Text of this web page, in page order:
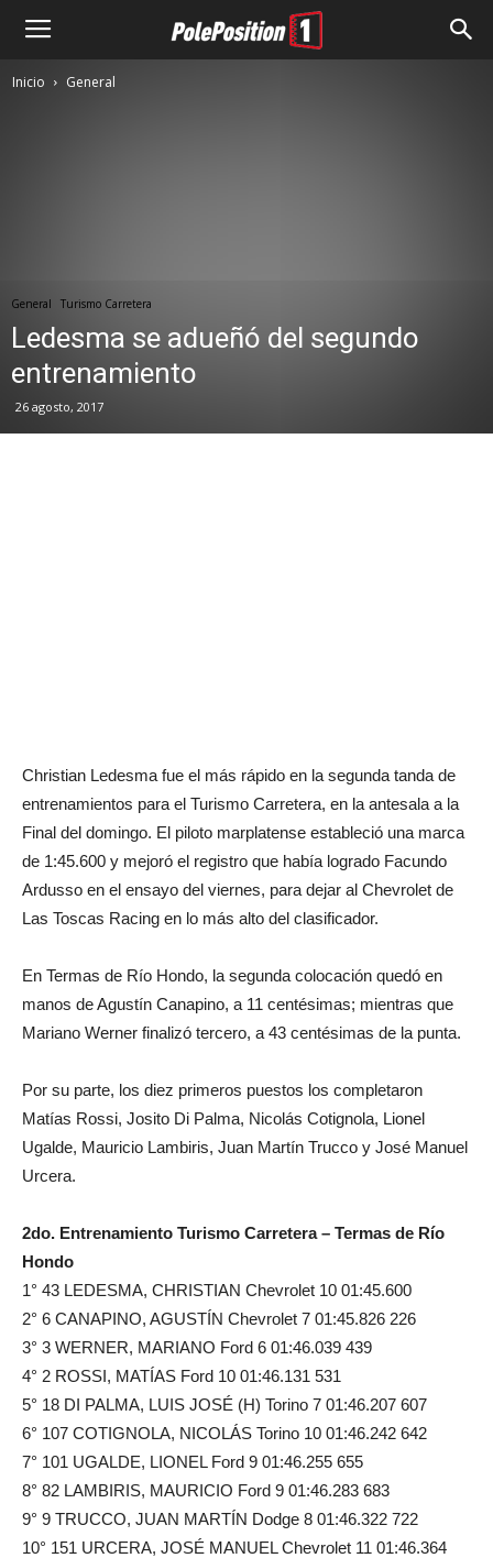
Inicio General
General Turismo Carretera
Ledesma se adueñó del segundo
entrenamiento
26 agosto, 2017
Christian Ledesma fue el más rápido en la segunda tanda de
entrenamientos para el Turismo Carretera, en la antesala a la
Final del domingo. El piloto marplatense estableció una marca
de 1:45.600 y mejoró el registro que había logrado Facundo
Ardusso en el ensayo del viernes, para dejar al Chevrolet de
Las Toscas Racing en lo más alto del clasificador.
En Termas de Río Hondo, la segunda colocación quedó en
manos de Agustín Canapino, a 11 centésimas; mientras que
Mariano Werner finalizó tercero, a 43 centésimas de la punta.
Por su parte, los diez primeros puestos los completaron
Matías Rossi, Josito Di Palma, Nicolás Cotignola, Lionel
Ugalde, Mauricio Lambiris, Juan Martín Trucco y José Manuel
Urcera.
2do. Entrenamiento Turismo Carretera – Termas de Río
Hondo
1° 43 LEDESMA, CHRISTIAN Chevrolet 10 01:45.600
2° 6 CANAPINO, AGUSTÍN Chevrolet 7 01:45.826 226
3° 3 WERNER, MARIANO Ford 6 01:46.039 439
4° 2 ROSSI, MATÍAS Ford 10 01:46.131 531
5° 18 DI PALMA, LUIS JOSÉ (H) Torino 7 01:46.207 607
6° 107 COTIGNOLA, NICOLÁS Torino 10 01:46.242 642
7° 101 UGALDE, LIONEL Ford 9 01:46.255 655
8° 82 LAMBIRIS, MAURICIO Ford 9 01:46.283 683
9° 9 TRUCCO, JUAN MARTÍN Dodge 8 01:46.322 722
10° 151 URCERA, JOSÉ MANUEL Chevrolet 11 01:46.364